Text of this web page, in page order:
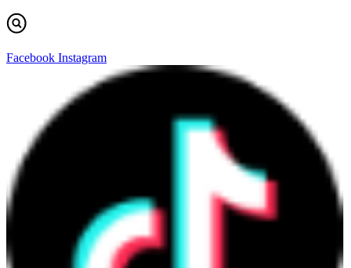
Facebook Instagram